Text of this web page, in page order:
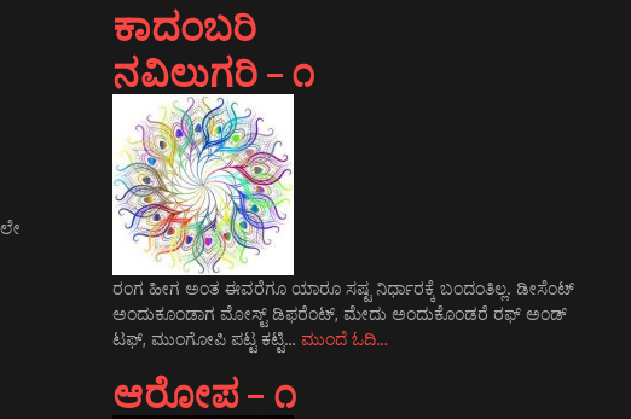
ಕಾದಂಬರಿ
ನವಿಲುಗರಿ – ೧
ರಂಗ ಹೀಗ ಅಂತ ಈವರೆಗೂ ಯಾರೂ ಸಷ್ಟ ನಿರ್ಧಾರಕ್ಕೆ ಬಂದಂತಿಲ್ಲ. ಡೀಸೆಂಟ್
ಅಂದುಕೂಂಡಾಗ ಮೋಸ್ಟ್‌ ಡಿಫರೆಂಟ್‌, ಮೇದು ಅಂದುಕೊಂಡರೆ ರಫ್ ಅಂಡ್
ಟಫ್, ಮುಂಗೋಪಿ ಪಟ್ಟ ಕಟ್ಟಿ…ಮುಂದೆ ಓದಿ…
ಆರೋಪ – ೧